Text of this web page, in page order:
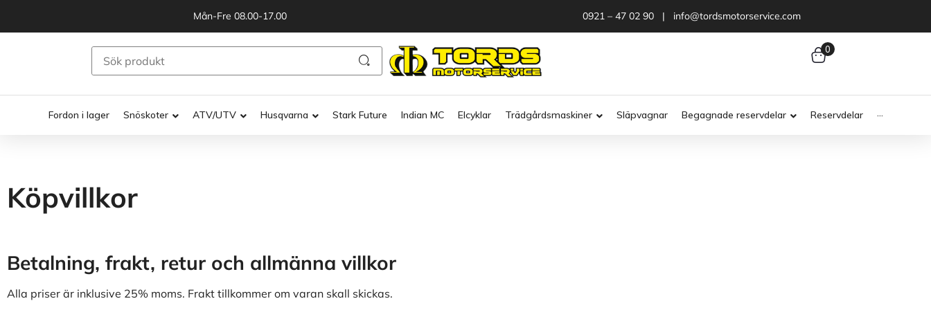
Mån-Fre 08.00-17.00 0921 – 47 02 90 | info@tordsmotorservice.com
0
Fordon i lager Snöskoter ATV/UTV Husqvarna Stark Future Indian MC Elcyklar Trädgårdsmaskiner Släpvagnar Begagnade reservdelar Reservdelar ···
Köpvillkor
Betalning, frakt, retur och allmänna villkor
Alla priser är inklusive 25% moms. Frakt tillkommer om varan skall skickas.